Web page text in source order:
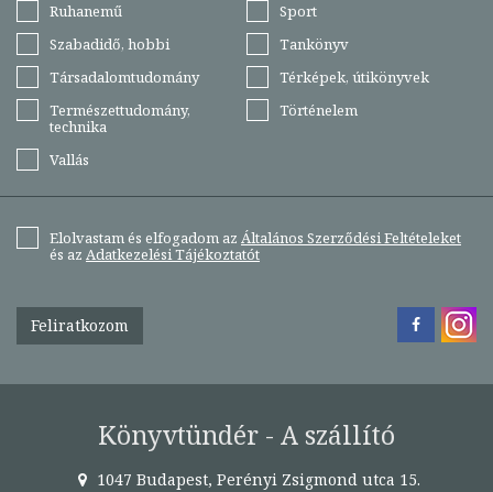
Ruhanemű
Sport
Szabadidő, hobbi
Tankönyv
Társadalomtudomány
Térképek, útikönyvek
Természettudomány,
technika
Történelem
Vallás
Elolvastam és elfogadom az Általános Szerződési Feltételeket
és az Adatkezelési Tájékoztatót
Feliratkozom
Könyvtündér - A szállító
1047 Budapest, Perényi Zsigmond utca 15.